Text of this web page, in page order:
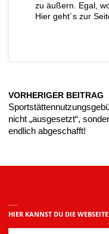
zu äußern. Egal,
Hier geht´s zur
VORHERIGER BEITRAG
nicht „ausgesetzt“,
endlich abgeschafft!
HIER KANNST DU DIE